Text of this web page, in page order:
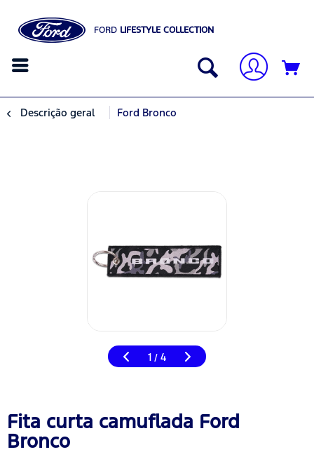
FORD LIFESTYLE COLLECTION
Descrição geral Ford Bronco
1 / 4
Fita curta camuflada Ford
Bronco